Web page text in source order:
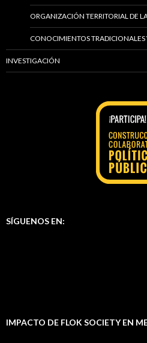
ORGANIZACIÓN TERRITORIAL DE
CONOCIMIENTOS TRADICIONALES
INVESTIGACIÓN
SÍGUENOS EN:
IMPACTO DE FLOK SOCIETY EN